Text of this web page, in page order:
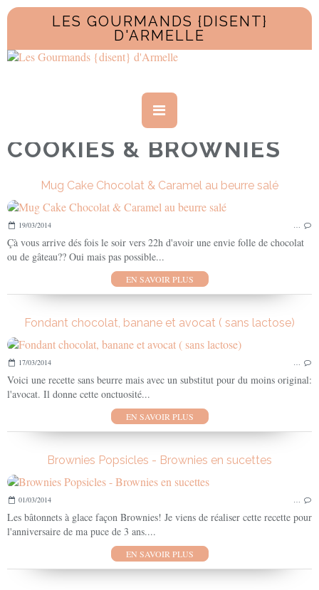
LES GOURMANDS {DISENT}
D'ARMELLE
COOKIES & BROWNIES
Mug Cake Chocolat & Caramel au beurre salé
19/03/2014 …
Çà vous arrive dés fois le soir vers 22h d'avoir une envie folle de chocolat
ou de gâteau?? Oui mais pas possible...
EN SAVOIR PLUS
Fondant chocolat, banane et avocat ( sans lactose)
17/03/2014 …
Voici une recette sans beurre mais avec un substitut pour du moins original:
l'avocat. Il donne cette onctuosité...
EN SAVOIR PLUS
Brownies Popsicles - Brownies en sucettes
01/03/2014 …
Les bâtonnets à glace façon Brownies! Je viens de réaliser cette recette pour
l'anniversaire de ma puce de 3 ans....
EN SAVOIR PLUS